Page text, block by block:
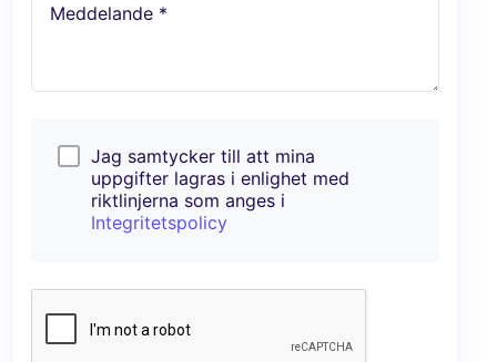
Meddelande *
Jag samtycker till att mina
uppgifter lagras i enlighet med
riktlinjerna som anges i
Integritetspolicy